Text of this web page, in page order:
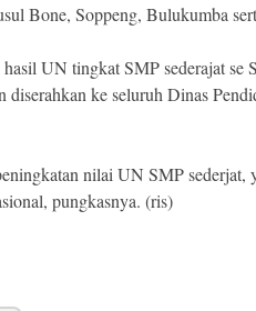
Bone, Soppeng, Bulukumba
UN tingkat SMP sederajat
diserahkan ke seluruh Dinas
nilai UN SMP
pungkasnya. (ris)